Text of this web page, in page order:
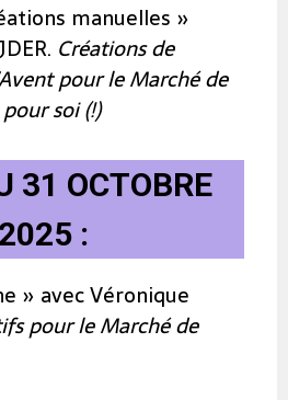
manuelles »
Créations de
pour le Marché de
soi (!)
31 OCTOBRE
2025 :
» avec Véronique
pour le Marché de